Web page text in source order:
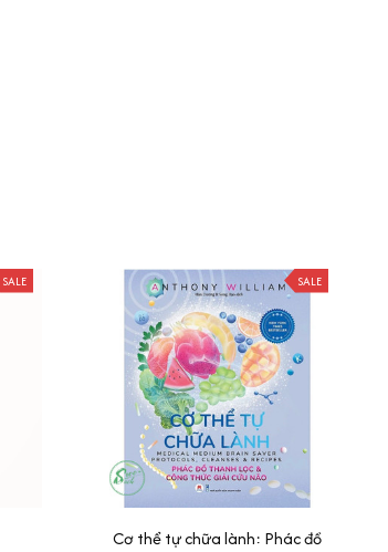
SALE SALE
Cơ thể tự chữa lành: Phác đồ